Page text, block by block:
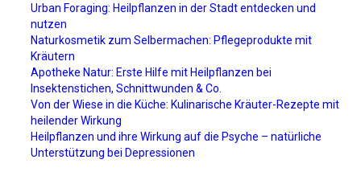
Urban Foraging: Heilpflanzen in der Stadt entdecken und
nutzen
Naturkosmetik zum Selbermachen: Pflegeprodukte mit
Kräutern
Apotheke Natur: Erste Hilfe mit Heilpflanzen bei
Insektenstichen, Schnittwunden & Co.
Von der Wiese in die Küche: Kulinarische Kräuter-Rezepte mit
heilender Wirkung
Heilpflanzen und ihre Wirkung auf die Psyche – natürliche
Unterstützung bei Depressionen